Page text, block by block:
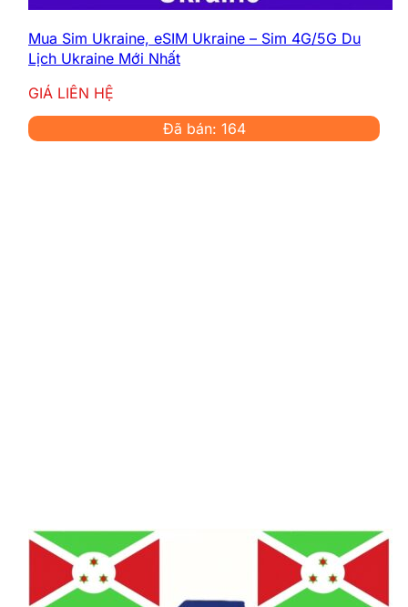
Mua Sim Ukraine, eSIM Ukraine – Sim 4G/5G Du
Lịch Ukraine Mới Nhất
GIÁ LIÊN HỆ
Đã bán: 164